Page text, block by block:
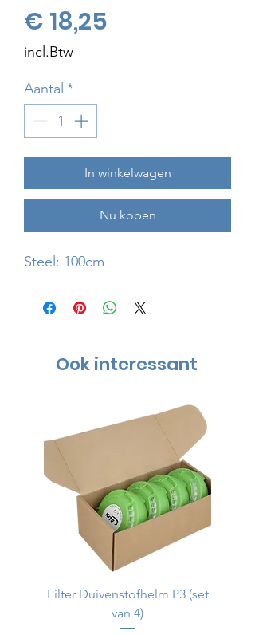
€ 18,25
incl.Btw
Aantal *
In winkelwagen
Nu kopen
Steel: 100cm
Ook interessant
Filter Duivenstofhelm P3 (set
van 4)